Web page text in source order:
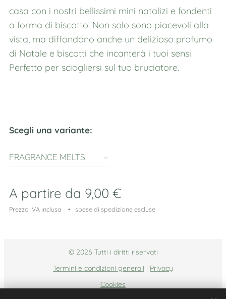
casa con i nostri bellissimi mini natalizi e fondenti
a forma di biscotto. Non solo sono piacevoli alla
vista, ma diffondono anche un delizioso profumo
di Natale e biscotti che incanterà i tuoi sensi.
Perfetto per sciogliersi sul tuo bruciatore.
Scegli una variante:
FRAGRANCE MELTS
A partire da 9,00 €
Prezzo IVA inclusa spese di spedizione escluse
© 2026 Tutti i diritti riservati
Termini e condizioni generali
Privacy
Cookies